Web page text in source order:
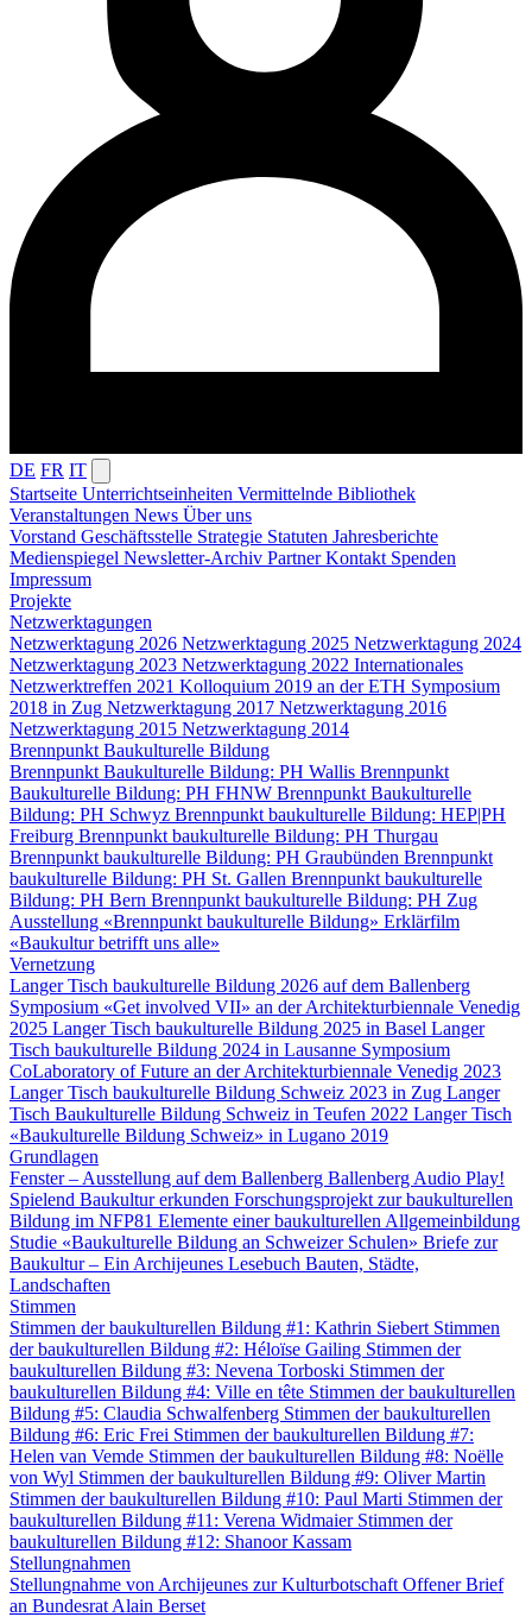
DE FR IT
Startseite Unterrichtseinheiten Vermittelnde Bibliothek
Veranstaltungen News Über uns
Vorstand Geschäftsstelle Strategie Statuten Jahresberichte
Medienspiegel Newsletter-Archiv PartnerKontakt Spenden
Impressum
Projekte
Netzwerktagungen
Netzwerktagung 2026 Netzwerktagung 2025 Netzwerktagung 2024
Netzwerktagung 2023 Netzwerktagung 2022 Internationales
Netzwerktreffen 2021 Kolloquium 2019 an der ETH Symposium
2018 in Zug Netzwerktagung 2017 Netzwerktagung 2016
Netzwerktagung 2015 Netzwerktagung 2014
Brennpunkt Baukulturelle Bildung
Brennpunkt Baukulturelle Bildung: PH Wallis Brennpunkt
Baukulturelle Bildung: PH FHNW Brennpunkt Baukulturelle
Bildung: PH Schwyz Brennpunkt baukulturelle Bildung: HEP|PH
Freiburg Brennpunkt baukulturelle Bildung: PH Thurgau
Brennpunkt baukulturelle Bildung: PH Graubünden Brennpunkt
baukulturelle Bildung: PH St. Gallen Brennpunkt baukulturelle
Bildung: PH Bern Brennpunkt baukulturelle Bildung: PH Zug
Ausstellung «Brennpunkt baukulturelle Bildung» Erklärfilm
«Baukultur betrifft uns alle»
Vernetzung
Langer Tisch baukulturelle Bildung 2026 auf dem Ballenberg
Symposium «Get involved VII» an der Architekturbiennale Venedig
2025 Langer Tisch baukulturelle Bildung 2025 in Basel Langer
Tisch baukulturelle Bildung 2024 in Lausanne Symposium
CoLaboratory of Future an der Architekturbiennale Venedig 2023
Langer Tisch baukulturelle Bildung Schweiz 2023 in Zug Langer
Tisch Baukulturelle Bildung Schweiz in Teufen 2022 Langer Tisch
«Baukulturelle Bildung Schweiz» in Lugano 2019
Grundlagen
Fenster – Ausstellung auf dem Ballenberg Ballenberg Audio Play!
Spielend Baukultur erkunden Forschungsprojekt zur baukulturellen
Bildung im NFP81 Elemente einer baukulturellen Allgemeinbildung
Studie «Baukulturelle Bildung an Schweizer Schulen» Briefe zur
Baukultur – Ein Archijeunes Lesebuch Bauten, Städte,
Landschaften
Stimmen
Stimmen der baukulturellen Bildung #1: Kathrin Siebert Stimmen
der baukulturellen Bildung #2: Héloïse Gailing Stimmen der
baukulturellen Bildung #3: Nevena Torboski Stimmen der
baukulturellen Bildung #4: Ville en tête Stimmen der baukulturellen
Bildung #5: Claudia Schwalfenberg Stimmen der baukulturellen
Bildung #6: Eric Frei Stimmen der baukulturellen Bildung #7:
Helen van Vemde Stimmen der baukulturellen Bildung #8: Noëlle
von Wyl Stimmen der baukulturellen Bildung #9: Oliver Martin
Stimmen der baukulturellen Bildung #10: Paul Marti Stimmen der
baukulturellen Bildung #11: Verena Widmaier Stimmen der
baukulturellen Bildung #12: Shanoor Kassam
Stellungnahmen
Stellungnahme von Archijeunes zur Kulturbotschaft Offener Brief
an Bundesrat Alain Berset